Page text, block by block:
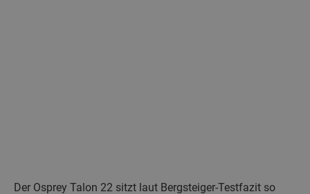
Der Osprey Talon 22 sitzt laut Bergsteiger-Testfazit so